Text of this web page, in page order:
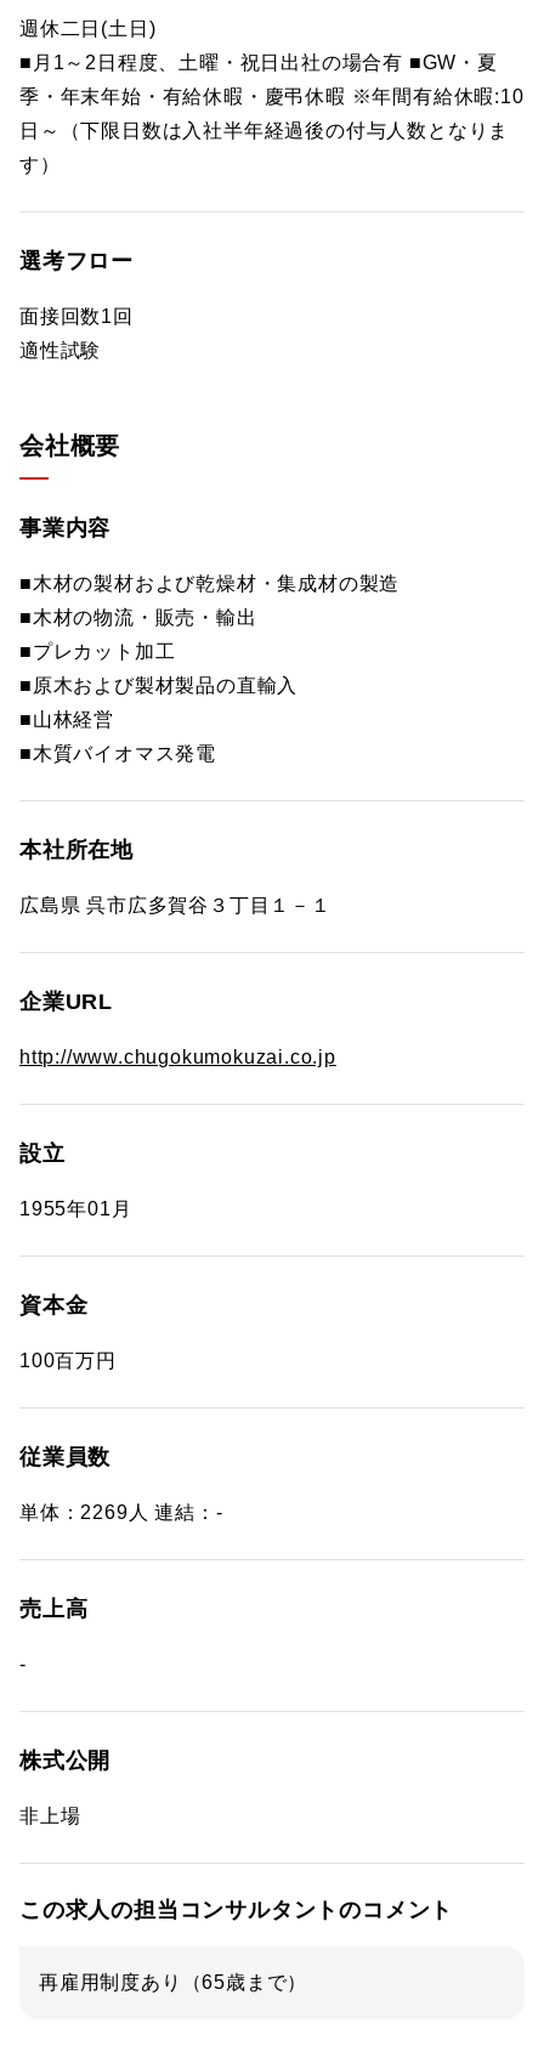
週休二日(土日)
■月1～2日程度、土曜・祝日出社の場合有 ■GW・夏
季・年末年始・有給休暇・慶弔休暇 ※年間有給休暇:10
日～（下限日数は入社半年経過後の付与人数となりま
す）
選考フロー
面接回数1回
適性試験
会社概要
事業内容
■木材の製材および乾燥材・集成材の製造
■木材の物流・販売・輸出
■プレカット加工
■原木および製材製品の直輸入
■山林経営
■木質バイオマス発電
本社所在地
広島県 呉市広多賀谷３丁目１－１
企業URL
http://www.chugokumokuzai.co.jp
設立
1955年01月
資本金
100百万円
従業員数
単体：2269人 連結：-
売上高
-
株式公開
非上場
この求人の担当コンサルタントのコメント
再雇用制度あり（65歳まで）